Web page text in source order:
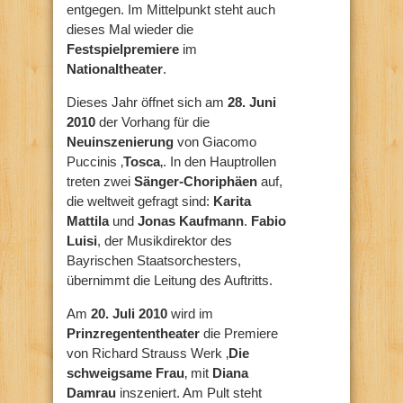
entgegen. Im Mittelpunkt steht auch
dieses Mal wieder die
Festspielpremiere im
Nationaltheater.
Dieses Jahr öffnet sich am 28. Juni
2010 der Vorhang für die
Neuinszenierung von Giacomo
Puccinis ‚Tosca‚. In den Hauptrollen
treten zwei Sänger-Choriphäen auf,
die weltweit gefragt sind: Karita
Mattilaund Jonas Kaufmann. Fabio
Luisi, der Musikdirektor des
Bayrischen Staatsorchesters,
übernimmt die Leitung des Auftritts.
Am 20. Juli 2010 wird im
Prinzregententheater die Premiere
von Richard Strauss Werk ‚Die
schweigsame Frau‚ mit Diana
Damrau inszeniert. Am Pult steht